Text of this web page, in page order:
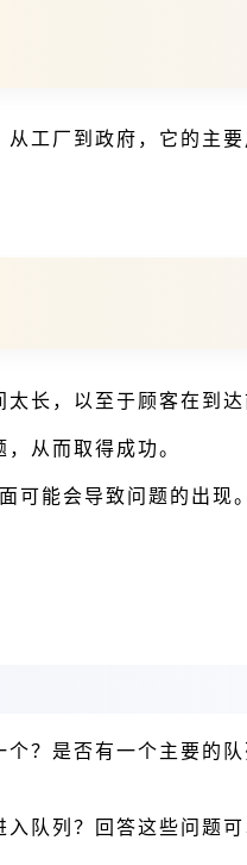
工厂到政府，它的主
长，以至于顾客在
从而取得成功。
可能会导致问题的出现。
？是否有一个主要的
队列？回答这些问题